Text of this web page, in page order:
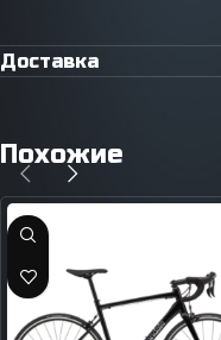
Доставка
Похожие